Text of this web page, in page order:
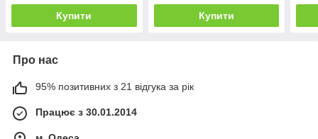
Купити Купити
Про нас
95% позитивних з 21 відгука за рік
Працює з 30.01.2014